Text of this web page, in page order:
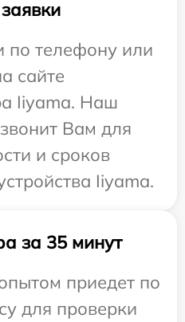
по телефону или
сайте
Iiyama. Наш
Вам для
и сроков
Iiyama.
за 35 минут
приедет по
для проверки